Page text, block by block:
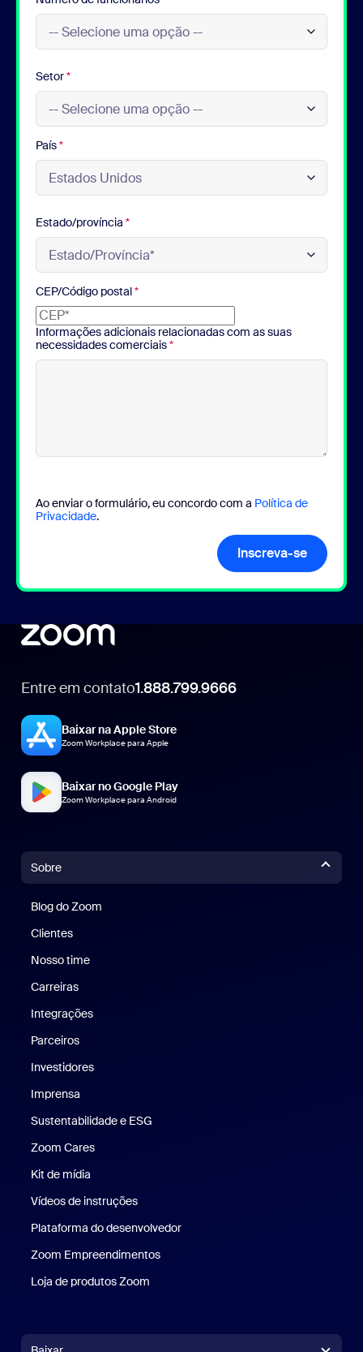
Setor*
País*
Estado/província *
CEP/Código postal*
Informações adicionais relacionadas com as suas
necessidades comerciais*
Ao enviar o formulário, eu concordo com a Política de
Privacidade.
Inscreva-se
Entre em contato1.888.799.9666
Baixar na Apple Store
Zoom Workplace para Apple
Baixar no Google Play
Zoom Workplace para Android
Sobre
Blog do Zoom
Clientes
Nosso time
Carreiras
Integrações
Parceiros
Investidores
Imprensa
Sustentabilidade e ESG
Zoom Cares
Kit de mídia
Vídeos de instruções
Plataforma do desenvolvedor
Zoom Empreendimentos
Loja de produtos Zoom